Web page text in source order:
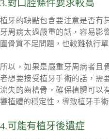
3.對口腔條件要求較高
植牙的缺點包含要注意是否有
牙周病太過嚴重的話，容易影
圍骨質不足問題，也較難執行單
所以，如果是嚴重牙周病者且
者想要接受植牙手術的話，需
流失的齒槽骨，確保植體可以
響植體的穩定性，導致植牙手術
4.可能有植牙後遺症